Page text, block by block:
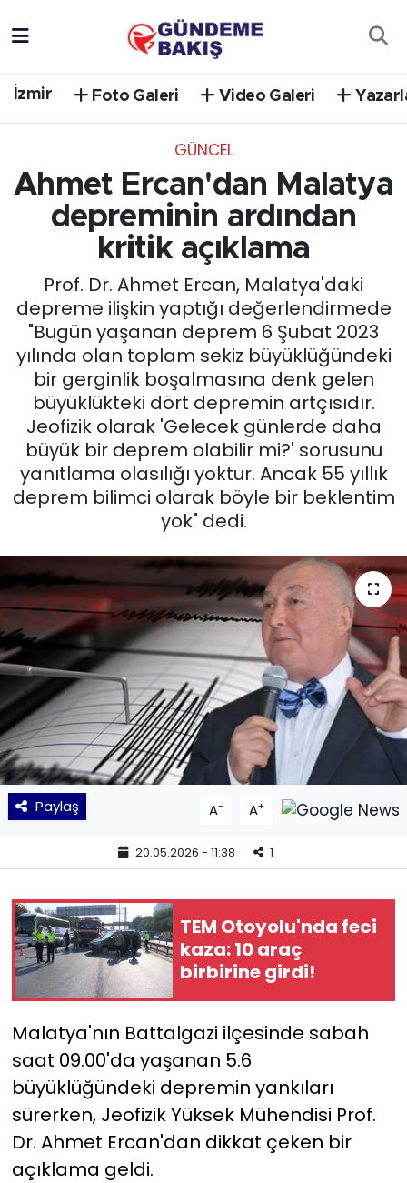
İzmir Foto Galeri Video Galeri
GÜNCEL
Ahmet Ercan'dan Malatya
depreminin ardından
kritik açıklama
Prof. Dr. Ahmet Ercan, Malatya'daki
depreme ilişkin yaptığı değerlendirmede
"Bugün yaşanan deprem 6 Şubat 2023
yılında olan toplam sekiz büyüklüğündeki
bir gerginlik boşalmasına denk gelen
büyüklükteki dört depremin artçısıdır.
Jeofizik olarak 'Gelecek günlerde daha
büyük bir deprem olabilir mi?' sorusunu
yanıtlama olasılığı yoktur. Ancak 55 yıllık
deprem bilimci olarak böyle bir beklentim
yok" dedi.
Paylaş A- A+
20.05.2026 - 11:38 1
TEM Otoyolu'nda feci
kaza: 10 araç
birbirine girdi!
Malatya'nın Battalgazi ilçesinde sabah
saat 09.00'da yaşanan 5.6
büyüklüğündeki depremin yankıları
sürerken, Jeofizik Yüksek Mühendisi Prof.
Dr. Ahmet Ercan'dan dikkat çeken bir
açıklama geldi.
EGE
EĞİTİM
EKONOMİ
English News
GÜNCEL
KÜLTÜR SANAT
MAGAZİN
SAĞLIK
Siyaset
SPOR
TEKNOLOJİ
Yaşam
YEREL POLİTİKA
YEREL YÖNETİMLER
Yurt
Süper Lig Puan Durumu ve Fikstür
Tüm Manşetler
Son Dakika Haberleri
Haber Arşivi